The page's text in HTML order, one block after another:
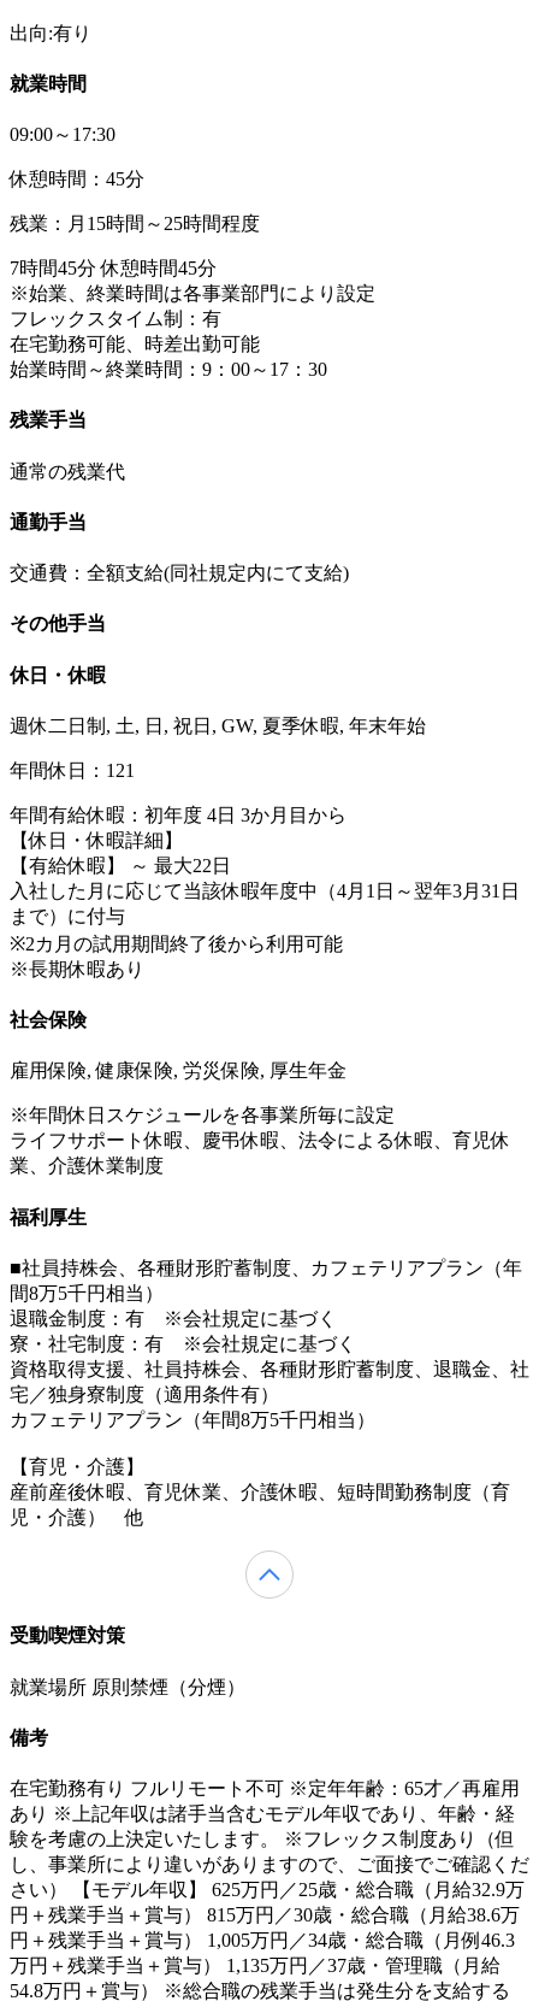
出向:有り
就業時間
09:00～17:30
休憩時間：45分
残業：月15時間～25時間程度
7時間45分 休憩時間45分
※始業、終業時間は各事業部門により設定
フレックスタイム制：有
在宅勤務可能、時差出勤可能
始業時間～終業時間：9：00～17：30
残業手当
通常の残業代
通勤手当
交通費：全額支給(同社規定内にて支給)
その他手当
休日・休暇
週休二日制, 土, 日, 祝日, GW, 夏季休暇, 年末年始
年間休日：121
年間有給休暇：初年度 4日 3か月目から
【休日・休暇詳細】
【有給休暇】 ～ 最大22日
入社した月に応じて当該休暇年度中（4月1日～翌年3月31日
まで）に付与
※2カ月の試用期間終了後から利用可能
※長期休暇あり
社会保険
雇用保険, 健康保険, 労災保険, 厚生年金
※年間休日スケジュールを各事業所毎に設定
ライフサポート休暇、慶弔休暇、法令による休暇、育児休
業、介護休業制度
福利厚生
■社員持株会、各種財形貯蓄制度、カフェテリアプラン（年
間8万5千円相当）
退職金制度：有 ※会社規定に基づく
寮・社宅制度：有 ※会社規定に基づく
資格取得支援、社員持株会、各種財形貯蓄制度、退職金、社
宅／独身寮制度（適用条件有）
カフェテリアプラン（年間8万5千円相当）
【育児・介護】
産前産後休暇、育児休業、介護休暇、短時間勤務制度（育
児・介護） 他
受動喫煙対策
就業場所 原則禁煙（分煙）
備考
在宅勤務有り フルリモート不可 ※定年年齢：65才／再雇用
あり ※上記年収は諸手当含むモデル年収であり、年齢・経
験を考慮の上決定いたします。 ※フレックス制度あり（但
し、事業所により違いがありますので、ご面接でご確認くだ
さい） 【モデル年収】 625万円／25歳・総合職（月給32.9万
円＋残業手当＋賞与） 815万円／30歳・総合職（月給38.6万
円＋残業手当＋賞与） 1,005万円／34歳・総合職（月例46.3
万円＋残業手当＋賞与） 1,135万円／37歳・管理職（月給
54.8万円＋賞与） ※総合職の残業手当は発生分を支給する